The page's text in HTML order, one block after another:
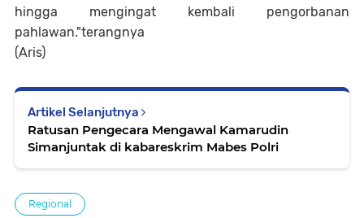
hingga mengingat kembali pengorbanan
pahlawan."terangnya
(Aris)
Artikel Selanjutnya
Ratusan Pengecara Mengawal Kamarudin
Simanjuntak di kabareskrim Mabes Polri
Regional